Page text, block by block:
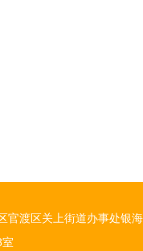
官渡区关上街道办事处银海